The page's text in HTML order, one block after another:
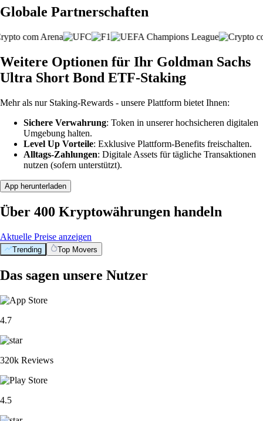
Globale Partnerschaften
Weitere Optionen für Ihr Goldman Sachs
Ultra Short Bond ETF-Staking
Mehr als nur Staking-Rewards - unsere Plattform bietet Ihnen:
Sichere Verwahrung: Token in unserer hochsicheren digitalen
Umgebung halten.
Level Up Vorteile: Exklusive Plattform-Benefits freischalten.
Alltags-Zahlungen: Digitale Assets für tägliche Transaktionen
nutzen (sofern unterstützt).
App herunterladen
Über 400 Kryptowährungen handeln
Aktuelle Preise anzeigen
Trending Top Movers
Das sagen unsere Nutzer
4.7
320k Reviews
4.5